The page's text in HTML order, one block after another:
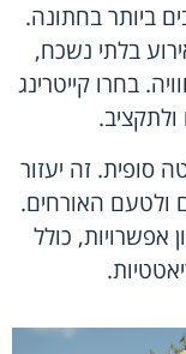
ביותר בחתונה.
בלתי נשכח,
בחרו קייטרינג
סופית. זה יעזור
ולטעם האורחים.
אפשרויות, כולל